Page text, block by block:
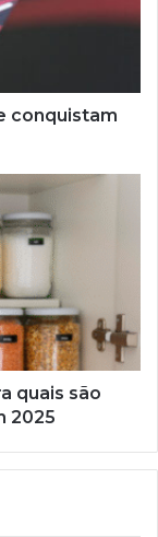
conquistam
quais são
2025